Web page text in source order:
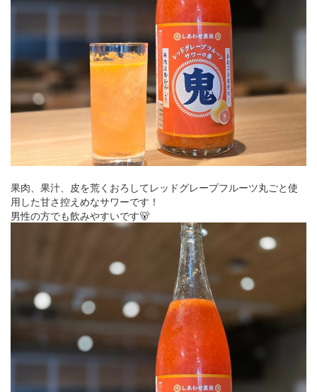
果肉、果汁、皮を荒くおろしてレッドグレープフルーツ丸ごと使
用した甘さ控えめなサワーです！
男性の方でも飲みやすいです🐻